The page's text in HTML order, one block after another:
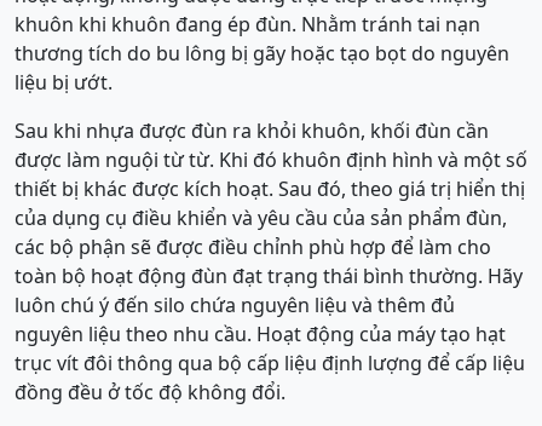
khuôn khi khuôn đang ép đùn. Nhằm tránh tai nạn
thương tích do bu lông bị gãy hoặc tạo bọt do nguyên
liệu bị ướt.
Sau khi nhựa được đùn ra khỏi khuôn, khối đùn cần
được làm nguội từ từ. Khi đó khuôn định hình và một số
thiết bị khác được kích hoạt. Sau đó, theo giá trị hiển thị
của dụng cụ điều khiển và yêu cầu của sản phẩm đùn,
các bộ phận sẽ được điều chỉnh phù hợp để làm cho
toàn bộ hoạt động đùn đạt trạng thái bình thường. Hãy
luôn chú ý đến silo chứa nguyên liệu và thêm đủ
nguyên liệu theo nhu cầu. Hoạt động của máy tạo hạt
trục vít đôi thông qua bộ cấp liệu định lượng để cấp liệu
đồng đều ở tốc độ không đổi.